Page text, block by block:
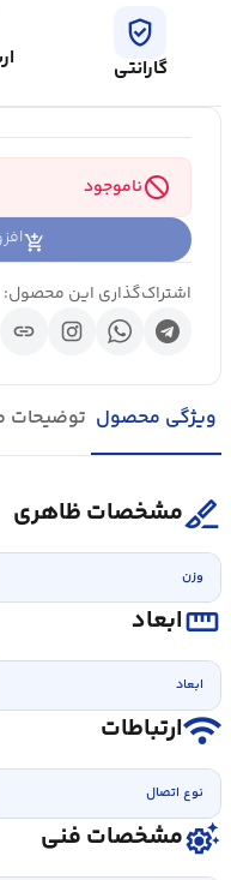
verified_user
گارانتی
blockناموجود
اشتراک‌گذاری این محصول:
link
ویژگی محصول
surgicalمشخصات ظاهری
وزن
straightenابعاد
ابعاد
wifiارتباطات
نوع اتصال
settings_suggestمشخصات فنی